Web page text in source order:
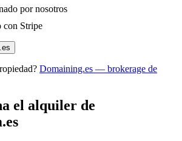
por nosotros
con Stripe
Domaining.es — brokerage de
el alquiler de